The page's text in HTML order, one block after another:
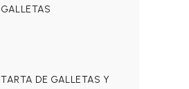
GALLETAS
TARTA DE GALLETAS Y